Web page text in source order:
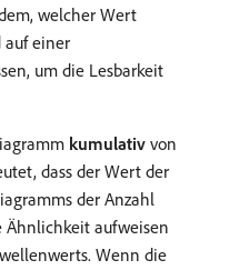
welcher Wert
auf einer
um die Lesbarkeit
kumulativ von
dass der Wert der
der Anzahl
Ähnlichkeit aufweisen
Wenn die